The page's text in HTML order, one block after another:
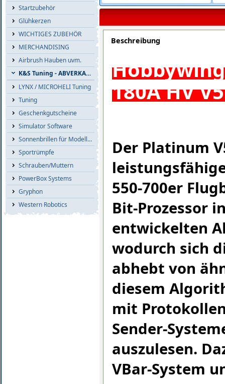
Startzubehör
Glühkerzen
WICHTIGES ZUBEHÖR
MERCHANDISING
Airbrush Hauben uvm.
K&S Tuning - ABVERKAUF
LYNX / MICROHELI Tuning
Tuning
Geschenkgutscheine
Simulator Software
Sonnenbrillen für Modellflieger
Sportrümpfe
Schrauben/Muttern
PowerBox Systems
Gryphon
Western Robotics
Beschreibung
180A HV
Der Platinum
550-700er
Bit-Prozessor
entwickelten
wodurch sich
abhebt von
diesem
mit
Sender-
auszulesen.
VBar-System